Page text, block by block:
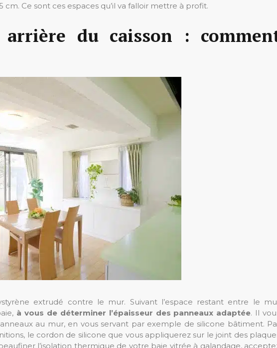
cm. Ce sont ces espaces qu’il va falloir mettre à profit.
du caisson :
extrudé contre le mur. Suivant l’espace restant entre le
à vous de déterminer l’épaisseur des panneaux adaptée. Il
au mur, en vous servant par exemple de silicone bâtiment.
le cordon de silicone que vous appliquerez sur le joint des
l’isolation thermique de votre baie vitrée à galandage,